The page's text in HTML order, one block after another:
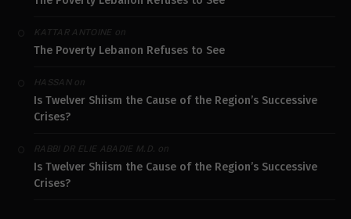
KATTAR ANTOINEon
The Poverty Lebanon Refuses to See
HASSANon
Is Twelver Shiism the Cause of the Region’s Successive
Crises?
RABBI DR ELIE ABADIE M.D. on
Is Twelver Shiism the Cause of the Region’s Successive
Crises?